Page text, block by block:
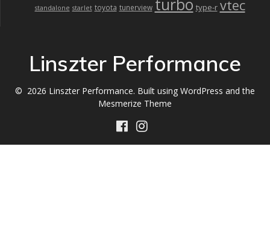
standalone starlet toyota tunerview turbo type-r vtec
Linszter Performance
© 2026 Linszter Performance. Built using WordPress and the
Mesmerize Theme